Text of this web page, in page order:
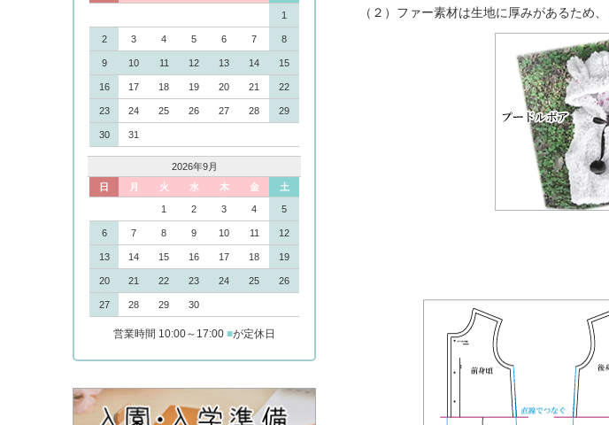
（２）ファー素材は生地に厚みがあるため、
1
2 3 4 5 6 7 8
9 10 11 12 13 14 15
16 17 18 19 20 21 22
23 24 25 26 27 28 29
30 31
2026年9月
日
月 火 水 木 金 土
1 2 3 4 5
6 7 8 9 10 11 12
13 14 15 16 17 18 19
20 21 22 23 24 25 26
27 28 29 30
営業時間 10:00～17:00 ■が定休日